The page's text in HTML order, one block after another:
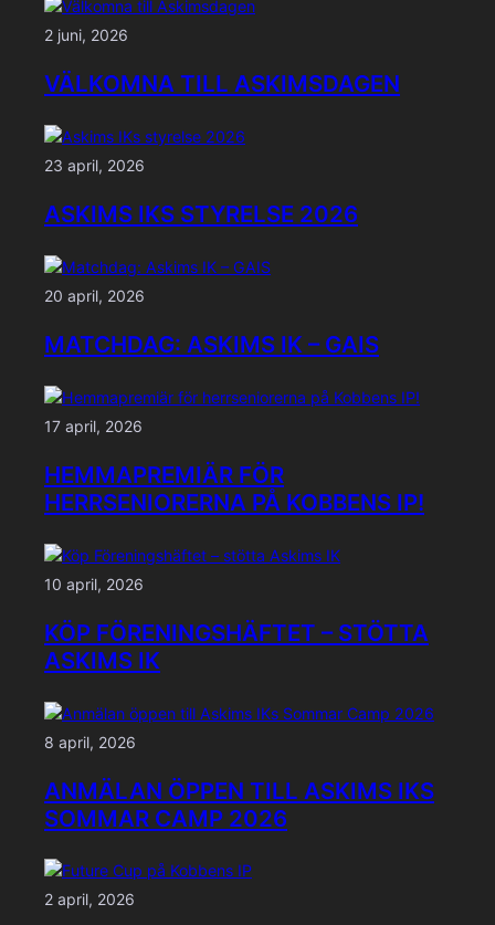
2 juni, 2026
VÄLKOMNA TILL ASKIMSDAGEN
23 april, 2026
ASKIMS IKS STYRELSE 2026
20 april, 2026
MATCHDAG: ASKIMS IK – GAIS
17 april, 2026
HEMMAPREMIÄR FÖR
HERRSENIORERNA PÅ KOBBENS IP!
10 april, 2026
KÖP FÖRENINGSHÄFTET – STÖTTA
ASKIMS IK
8 april, 2026
ANMÄLAN ÖPPEN TILL ASKIMS IKS
SOMMAR CAMP 2026
2 april, 2026